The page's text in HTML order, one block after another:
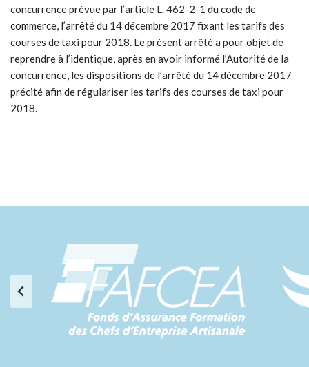
concurrence prévue par l’article L. 462-2-1 du code de
commerce, l’arrêté du 14 décembre 2017 fixant les tarifs des
courses de taxi pour 2018. Le présent arrêté a pour objet de
reprendre à l’identique, après en avoir informé l’Autorité de la
concurrence, les dispositions de l’arrêté du 14 décembre 2017
précité afin de régulariser les tarifs des courses de taxi pour
2018.